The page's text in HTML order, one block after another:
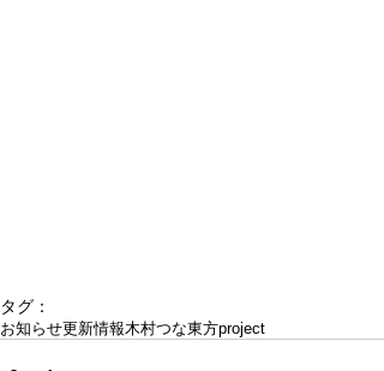
タグ：
お知らせ更新情報木村つな東方project